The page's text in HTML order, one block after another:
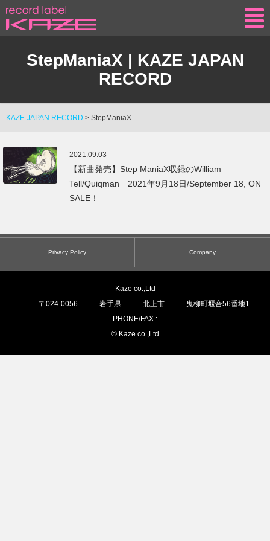
StepManiaX | KAZE JAPAN
RECORD
KAZE JAPAN RECORD > StepManiaX
2021.09.03
【新曲発売】Step ManiaX収録のWilliam
Tell/Quiqman 2021年9月18日/September 18, ON
SALE！
Privacy Policy Company
Kaze co.,Ltd
〒 024-0056 岩手県 北上市
鬼柳町堰合56番地1
PHONE/FAX :
© Kaze co.,Ltd